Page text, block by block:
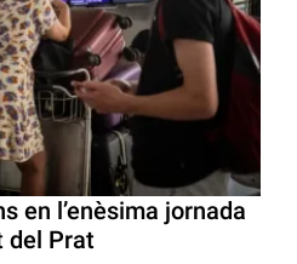
en l’enèsima jornada
del Prat